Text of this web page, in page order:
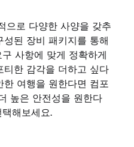
수는 빠른 속도와 아드
어를 즐길 준비가 되어
페어링 표면이 있는 슬
등, 두 가지 색상의 윈드
발휘할 수 있도록 다듬
의 시트 벤치에서 복서